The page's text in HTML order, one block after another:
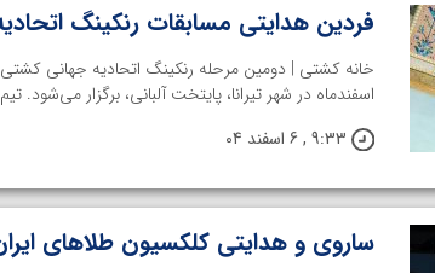
فردین هدایتی مسابقات رنکینگ
اسفندماه در شهر تیرانا، پایتخت آلبانی، برگزار می‌شود.
9:33 , 6 اسفند 04
ساروی و هدایتی کلکسیون طلاهای